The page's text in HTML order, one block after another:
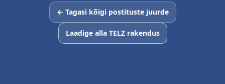
← Tagasi kõigi postituste juurde
Laadige alla TELZ rakendus